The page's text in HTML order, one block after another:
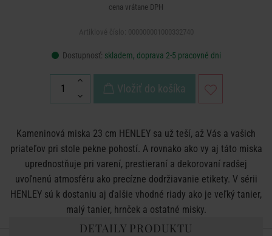
cena vrátane DPH
Dostupnosť: skladem, doprava 2-5 pracovné dni
Vložiť do košíka
Kameninová miska 23 cm HENLEY sa už teší, až Vás a vašich
priateľov pri stole pekne pohostí. A rovnako ako vy aj táto miska
uprednostňuje pri varení, prestieraní a dekorovaní radšej
uvoľnenú atmosféru ako precízne dodržiavanie etikety. V sérii
HENLEY sú k dostaniu aj ďalšie vhodné riady ako je veľký tanier,
malý tanier, hrnček a ostatné misky.
DETAILY PRODUKTU